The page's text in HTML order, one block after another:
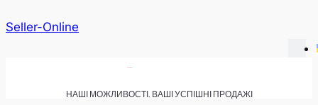
Seller-Online
НАШІ МОЖЛИВОСТІ. ВАШІ УСПІШНІ ПРОДАЖІ